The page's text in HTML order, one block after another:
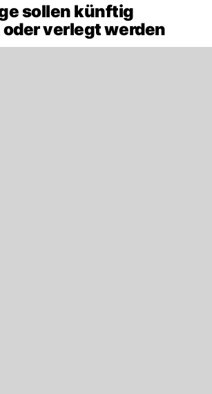
sollen künftig
verlegt werden